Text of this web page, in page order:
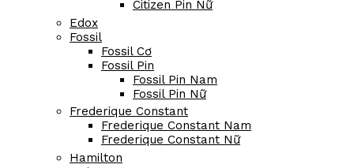
Citizen
Citizen Cơ
Citizen Cơ Nam
Citizen Cơ Nữ
Citizen Eco-Drive
Citizen Eco-Drive Nam
Citizen Eco-Drive Nữ
Citizen Pin
Citizen Pin Nam